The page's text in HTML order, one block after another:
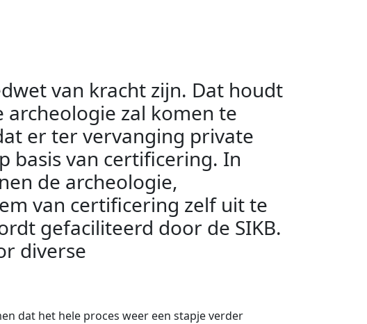
van kracht zijn. Dat houdt
zal komen te
er ter vervanging private
basis van certificering. In
de archeologie,
van certificering zelf uit te
gefaciliteerd door de SIKB.
diverse
dat het hele proces weer een stapje verder